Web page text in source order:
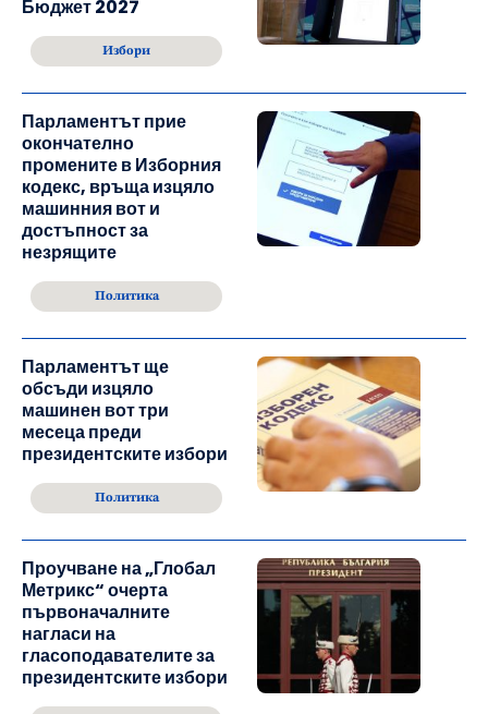
Бюджет 2027
Избори
Парламентът прие
окончателно
промените в Изборния
кодекс, връща изцяло
машинния вот и
достъпност за
незрящите
Политика
Парламентът ще
обсъди изцяло
машинен вот три
месеца преди
президентските избори
Политика
Проучване на „Глобал
Метрикс“ очерта
първоначалните
нагласи на
гласоподавателите за
президентските избори